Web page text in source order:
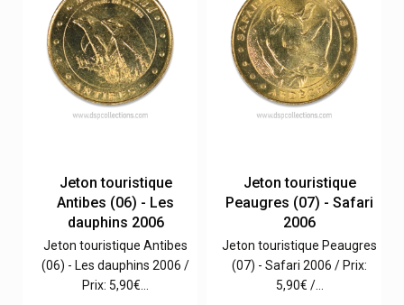
Jeton touristique
Antibes (06) - Les
dauphins 2006
Jeton touristique Antibes
(06) - Les dauphins 2006 /
Prix: 5,90€…
Jeton touristique
Peaugres (07) - Safari
2006
Jeton touristique Peaugres
(07) - Safari 2006 / Prix:
5,90€ /…